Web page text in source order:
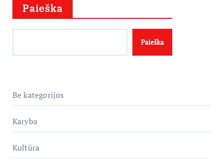
Paieška
Paieška
Be kategorijos
Karyba
Kultūra